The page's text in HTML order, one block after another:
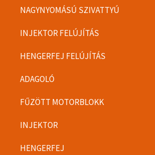
NAGYNYOMÁSÚ SZIVATTYÚ
INJEKTOR FELÚJÍTÁS
HENGERFEJ FELÚJÍTÁS
ADAGOLÓ
FŰZÖTT MOTORBLOKK
INJEKTOR
HENGERFEJ